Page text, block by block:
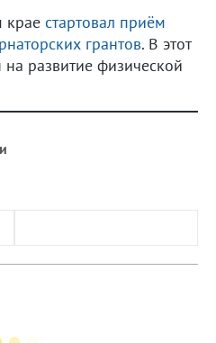
крае стартовал приём
грантов. В этот
развитие физической